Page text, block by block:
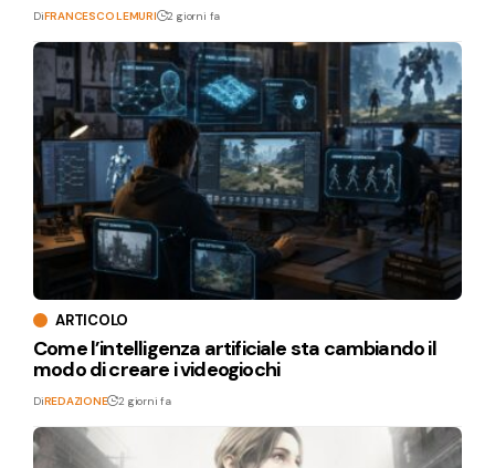
DiFRANCESCO LEMURI 2 giorni fa
ARTICOLO
Come l’intelligenza artificiale sta cambiando il
modo di creare i videogiochi
DiREDAZIONE 2 giorni fa